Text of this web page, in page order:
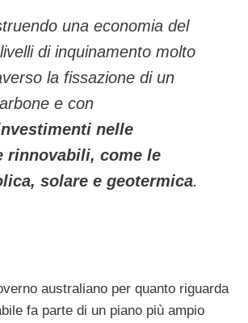
una economia del
di inquinamento molto
la fissazione di un
e con
nelle
rinnovabili, come le
solare e geotermica.
australiano per quanto riguarda
fa parte di un piano più ampio